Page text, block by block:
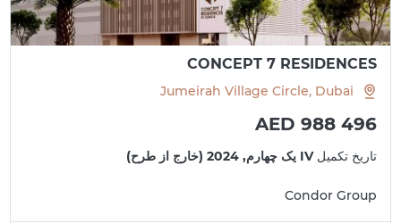
CONCEPT 7 RESIDENCES
Jumeirah Village Circle, Dubai
AED 988 496
تاریخ تکمیلIV یک چهارم, 2024 (خارج از طرح)
Condor Group